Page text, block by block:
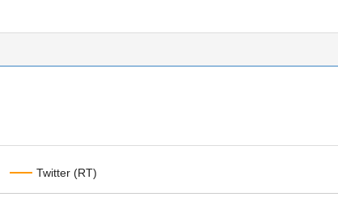
Twitter (RT)